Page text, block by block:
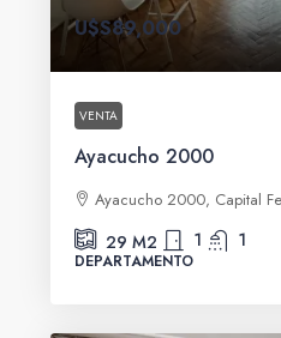
U$S89,000
VENTA
Ayacucho 2000
Ayacucho 2000, Capital
29 M2 1 1
DEPARTAMENTO